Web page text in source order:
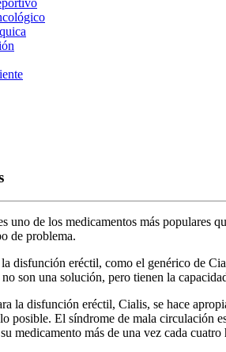
uno de los medicamentos más populares
de problema.
disfunción eréctil, como el genérico de
son una solución, pero tienen la
la disfunción eréctil, Cialis, se hace
posible. El síndrome de mala circulación
medicamento más de una vez cada cuatro